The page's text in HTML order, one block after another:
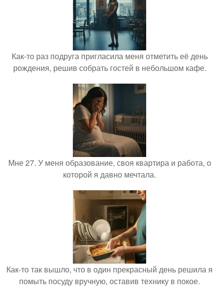
Как-то раз подруга пригласила меня отметить её день
рождения, решив собрать гостей в небольшом кафе.
Мне 27. У меня образование, своя квартира и работа, о
которой я давно мечтала.
Как-то так вышло, что в один прекрасный день решила я
помыть посуду вручную, оставив технику в покое.